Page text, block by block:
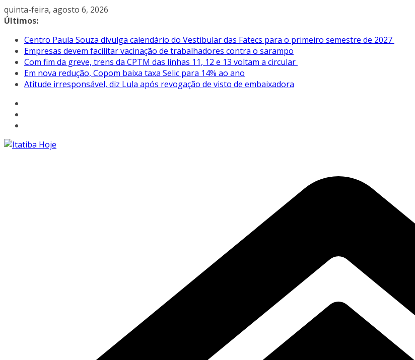
Pular
para
conteúdo
quinta-feira, agosto 6, 2026
Últimos:
Centro Paula Souza divulga calendário do Vestibular das Fatecs para o primeiro semestre de 2027
Empresas devem facilitar vacinação de trabalhadores contra o sarampo
Com fim da greve, trens da CPTM das linhas 11, 12 e 13 voltam a circular
Em nova redução, Copom baixa taxa Selic para 14% ao ano
Atitude irresponsável, diz Lula após revogação de visto de embaixadora